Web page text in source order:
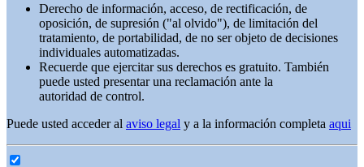
Derecho de información, acceso, de rectificación, de
oposición, de supresión ("al olvido"), de limitación del
tratamiento, de portabilidad, de no ser objeto de decisiones
individuales automatizadas.
Recuerde que ejercitar sus derechos es gratuito. También
puede usted presentar una reclamación ante la
autoridad de control.
Puede usted acceder al aviso legal y a la información completa aqui